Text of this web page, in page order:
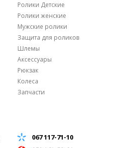
Ролики Детские
Ролики женские
Мужские ролики
Защита для роликов
Шлемы
Аксессуары
Рюкзак
Колеса
Запчасти
067 117-71-10